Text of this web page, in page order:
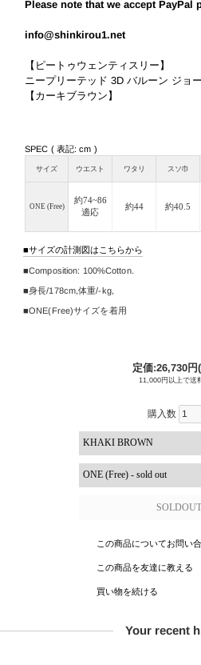
Please note that we accept PayPal
info@shinkirou1.net
【ピートゥウェンティスリー】
ニープリーテッド 3D バルーン ジョー
【カーキブラウン】
SPEC ( 表記: cm )
サイズ ウエスト ワタリ スソ巾
ONE (Free)
約74~86
適応
約44 約40.5
サイズの計測図はこちらから
Composition: 100%Cotton.
身長/178cm,体重/-kg,
ONE(Free)サイズを着用
定価:26,730円
11,000円以上で送
購入数
この商品についてお問い
この商品を友達に教える
買い物を続ける
Your recent